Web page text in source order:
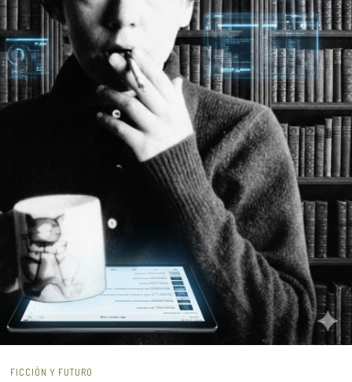
FICCIÓN Y FUTURO